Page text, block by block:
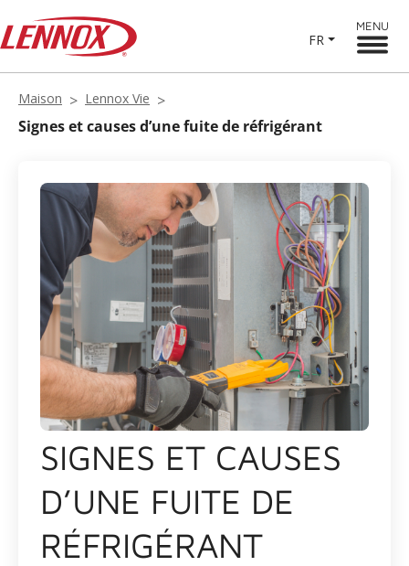
FR
MENU
Maison Lennox Vie
Signes et causes d’une fuite de réfrigérant
SIGNES ET CAUSES
D’UNE FUITE DE
RÉFRIGÉRANT